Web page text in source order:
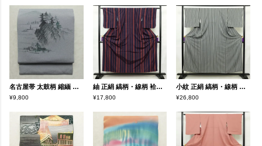
名古屋帯 太鼓柄 縮緬 正絹 風景柄 通し仕立て なごや帯 リサイクル帯 帯 青・紺
¥9,800
紬 正絹 縞柄・線柄 袷仕立て 身丈155cm 裄丈63.5cm リサイクル着物 着物 多色使い
¥17,800
小紋 正絹 縞柄・線柄 袷仕立て 身丈154.5cm 裄丈66.5cm リサイクル着物 着物 多色使い
¥26,800